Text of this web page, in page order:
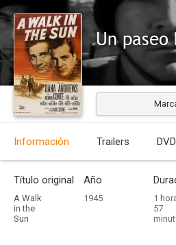
Un
Información Trailers
Título original
A Walk
in the
Sun
Año
1945
1
57